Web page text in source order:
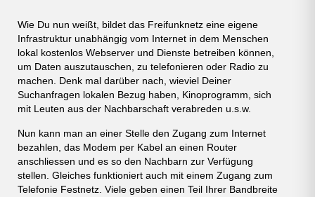
Wie Du nun weißt, bildet das Freifunknetz eine eigene
Infrastruktur unabhängig vom Internet in dem Menschen
lokal kostenlos Webserver und Dienste betreiben können,
um Daten auszutauschen, zu telefonieren oder Radio zu
machen. Denk mal darüber nach, wieviel Deiner
Suchanfragen lokalen Bezug haben, Kinoprogramm, sich
mit Leuten aus der Nachbarschaft verabreden u.s.w.
Nun kann man an einer Stelle den Zugang zum Internet
bezahlen, das Modem per Kabel an einen Router
anschliessen und es so den Nachbarn zur Verfügung
stellen. Gleiches funktioniert auch mit einem Zugang zum
Telefonie Festnetz. Viele geben einen Teil Ihrer Bandbreite